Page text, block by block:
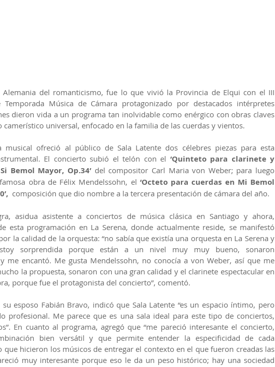
Alemania del romanticismo, fue lo que vivió la Provincia de Elqui con el III
Temporada Música de Cámara protagonizado por destacados intérpretes
dieron vida a un programa tan inolvidable como enérgico con obras claves
camerístico universal, enfocado en la familia de las cuerdas y vientos.
musical ofreció al público de Sala Latente dos célebres piezas para esta
El concierto subió el telón con el ‘Quinteto para clarinete y
Bemol Mayor, Op.34’ del compositor Carl Maria von Weber; para luego
obra de Félix Mendelssohn, el ‘Octeto para cuerdas en Mi Bemol
composición que dio nombre a la tercera presentación de cámara del año.
asidua asistente a conciertos de música clásica en Santiago y ahora,
esta programación en La Serena, donde actualmente reside, se manifestó
la calidad de la orquesta: “no sabía que existía una orquesta en La Serena y
sorprendida porque están a un nivel muy muy bueno, sonaron
me encantó. Me gusta Mendelssohn, no conocía a von Weber, así que me
la propuesta, sonaron con una gran calidad y el clarinete espectacular en
porque fue el protagonista del concierto”, comentó.
esposo Fabián Bravo, indicó que Sala Latente “es un espacio íntimo, pero
profesional. Me parece que es una sala ideal para este tipo de conciertos,
En cuanto al programa, agregó que “me pareció interesante el concierto,
bien versátil y que permite entender la especificidad de cada
que hicieron los músicos de entregar el contexto en el que fueron creadas las
muy interesante porque eso le da un peso histórico; hay una sociedad